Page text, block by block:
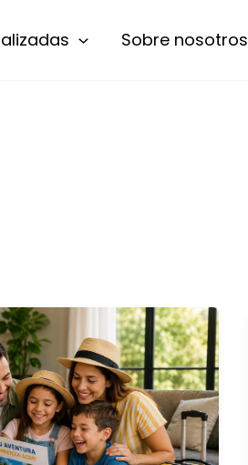
Sobre nosotros